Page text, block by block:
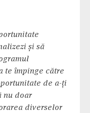
și să
te împinge către
de a-ți
nu doar
diverselor